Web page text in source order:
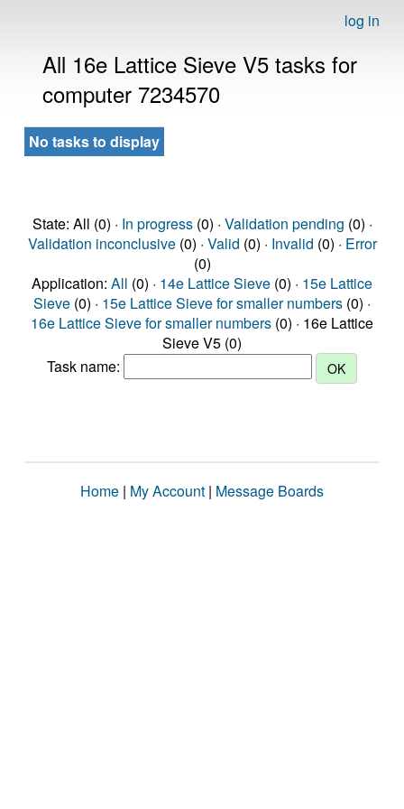
log in
All 16e Lattice Sieve V5 tasks for
computer 7234570
No tasks to display
State: All (0) · In progress(0) · Validation pending (0) ·
Validation inconclusive(0) · Valid (0) · Invalid (0) · Error
(0)
Application: All (0) · 14e Lattice Sieve (0) · 15e Lattice
Sieve (0) · 15e Lattice Sieve for smaller numbers (0) ·
16e Lattice Sieve for smaller numbers (0) · 16e Lattice
Sieve V5 (0)
Task name:
Home | My Account | Message Boards